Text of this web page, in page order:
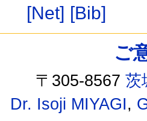
[Net] [Bib]
ご
〒305-8567茨
Dr. Isoji MIYAGI,